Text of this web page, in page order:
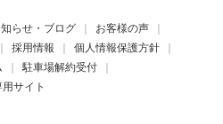
らせ・ブログ
お客様の声
採用情報
個人情報保護方針
駐車場解約受付
サイト